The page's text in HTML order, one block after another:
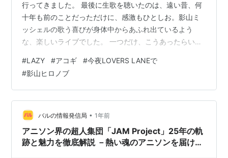
行ってきました。 最後に生歌を聴いたのは、遠い昔、何
十年も前のことだっただけに、感激もひとしお。影山ミ
ッシェルの歌う喜びが身体中からあふれ出ているよう
な、楽しいライブでした。 一つだけ、こうあったらいい
り詰め詰めに並べられていたため、足でビートを取ろう
ものならお隣のかたに迷惑がかかってしまうのではない
かと思うほどの接近度合いで、動き出しそうになるのを
我慢しないといけなかったのが、つらかった。 あの声と
ギターに浸って、気持ちよくリズムに乗りたかったんで
す、本当は。それだけが残念。 ふと思い…
#LAZY #アコギ #今夜LOVERS LANEで
#影山ヒロノブ
バルの情報発信局 • 1年前
アニソン界の超人集団「JAM Project」25年の軌
跡と魅力を徹底解説 －熱い魂のアニソンを届け続